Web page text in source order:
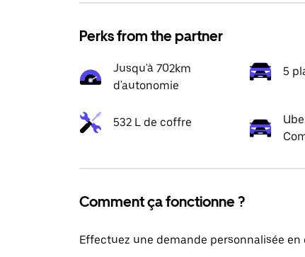
Perks from the partner
Jusqu'à 702km
d'autonomie
5
532 L de coffre
Comment ça fonctionne ?
Effectuez une demande personnalisée